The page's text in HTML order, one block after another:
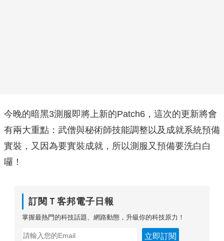
今晚的暗黑3測服即將上新的Patch6，這次的更新將會
有兩大重點：武僧與秘術師技能調整以及成就系統預備
實裝，又因為要實裝成就，所以測服又預備要洗白白
囉！
訂閱Ｔ客邦電子日報
掌握最熱門的科技話題、網路動態，升級你的科技原力！
立即訂閱